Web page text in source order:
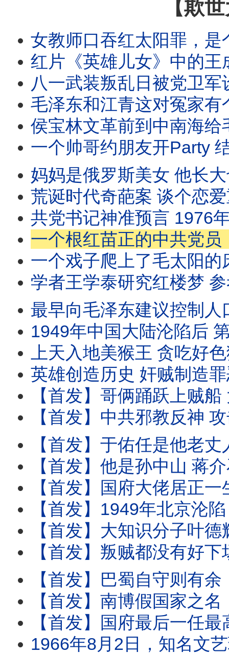
【欺
女教师口吞红太阳罪，是个什么罪？煤球工一个壮举，
红片《英雄儿女》中的王成被塑造成抗美援朝的英雄，但他原型是湘西悍匪，老毛援助金
八一武装叛乱日被党卫军设定为建军节，档次真够低。99年来，共军由小到大，由
毛泽东和江青这对冤家有个共同爱好：看片。但他俩兴趣爱好不同，因为有特权就各看各的，
侯宝林文革前到中南海给毛泽东说相声 把老毛逗得前仰后合 老侯以为自己能避祸 没想
一个帅哥约朋友开Party 结果被判S刑 因为毛泽东前一天S了 他们聚会时还摔碎
妈妈是俄罗斯美女 他长大也娶了俄罗斯美女 还生了两个漂亮的混血女儿
荒诞时代奇葩案 谈个恋爱重判15年 只因为他是中国人 奉命援外时
共党书记神准预言 1976年周恩来 朱德 毛泽东同年死 结果成真 这个倒霉小书记
一个根红苗正的中共党员，质疑毛泽东批林批孔运动很搞笑，就被党妈抓起来批
一个戏子爬上了毛太阳的床 别人说她啥就都是犯罪了 而且是
学者王学泰研究红楼梦 参考 推背图 突然有个惊人发现 但没想到 这竟然会给他的人
最早向毛泽东建议控制人口的北大校长马寅初 最终被老毛的 人口自信 侮辱 导
1949年中国大陆沦陷后 第一任北大校长汤用彤被废了武功 不说 还殃及后代 皆因一念之差 好
上天入地美猴王 贪吃好色猪八戒 这是中国人对这俩艺术人物的印象 生活中真实的
英雄创造历史 奸贼制造罪恶 抗战胜利后 面对120万共军 4年内
【首发】哥俩踊跃上贼船 大哥瞿秋白36岁被枪决 四弟瞿景白更惨 23岁就
【首发】中共邪教反神 攻击基督教从100年前就开始了 那时它刚建党 就在俄爹指导下 组织
【首发】于佑任是他老丈人 他还渣了一个俄国美
【首发】他是孙中山 蒋介石 毛泽东的座上客
【首发】国府大佬居正一生反共 但爱女和女婿却双双是共党卧底 二人为土共立下
【首发】1949年北京沦陷 人人骂国军驻北平总司令傅作义 却不知老傅是被他家共
【首发】大知识分子叶德辉视死如归 口述一幅辛辣对子讽刺毛
【首发】叛贼都没有好下场！自古如此。蒋介石身边那么多共匪卧
【首发】巴蜀自守则有余 ，四川败则天下亡。中华民国丢了四川而后痛失大陆，
【首发】南博假国家之名，捐赠私人珍贵书画事件，引出收藏世家庞
【首发】国府最后一任最高检察长杨兆龙，被身边两个最亲的女
1966年8月2日，知名文艺理论家、共产党员叶以群，从上海华山路一座公寓6楼